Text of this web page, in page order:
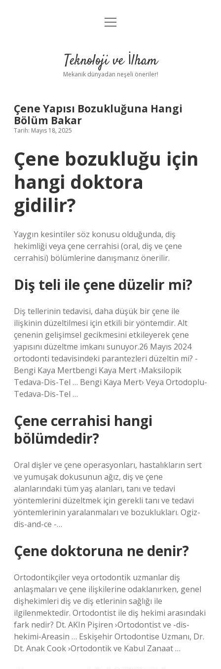
Anasayfa
Yasal Uyarı
menüyü
Teknoloji ve İlham
Mekanik dünyadan neşeli öneriler!
Çene Yapısı Bozukluğuna Hangi
Bölüm Bakar
Tarih: Mayıs 18, 2025
Çene bozukluğu için
hangi doktora
gidilir?
Yaygın kesintiler söz konusu olduğunda, diş
hekimliği veya çene cerrahisi (oral, diş ve çene
cerrahisi) bölümlerine danışmanız önerilir.
Diş teli ile çene düzelir mi?
Diş tellerinin tedavisi, daha düşük bir çene ile
ilişkinin düzeltilmesi için etkili bir yöntemdir. Alt
çenenin gelişimsel gecikmesini etkileyerek çene
yapısını düzeltme imkanı sunuyor.26 Mayıs 2024
ortodonti tedavisindeki parantezleri düzeltin mi? -
Bengi Kaya Mertbengi Kaya Mert ›Maksilopik
Tedava-Dis-Tel … Bengi Kaya Mert› Veya Ortodoplu-
Tedava-Dis-Tel …
Çene cerrahisi hangi
bölümdedir?
Oral dişler ve çene operasyonları, hastalıkların sert
ve yumuşak dokusunun ağız, diş ve çene
alanlarındaki tüm yaş alanları, tanı ve tedavi
yöntemlerini düzeltmek için gerekli tanı ve tedavi
yöntemlerinin yaralanmaları ve bozuklukları. Ogiz-
dis-and-ce -…
Çene doktoruna ne denir?
Ortodontikçiler veya ortodontik uzmanlar diş
anlaşmaları ve çene ilişkilerine odaklanırken, genel
dişhekimleri diş ve diş etlerinin sağlığı ile
ilgilenmektedir. Ortodontist ile diş hekimi arasındaki
fark nedir? Dt. AKIn Pişiren ›Ortodontist ve -dis-
hekimi-Areasin … Eskişehir Ortodontise Uzmanı, Dr.
Dt. Anak Cook ›Ortodontik ve Kabul Zanaat …